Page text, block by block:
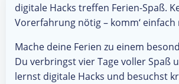
digitale Hacks treffen Ferien-Spaß.
Vorerfahrung nötig – komm‘ einfach
Mache deine Ferien zu einem
Du verbringst vier Tage voller Spaß
lernst digitale Hacks und besuchst